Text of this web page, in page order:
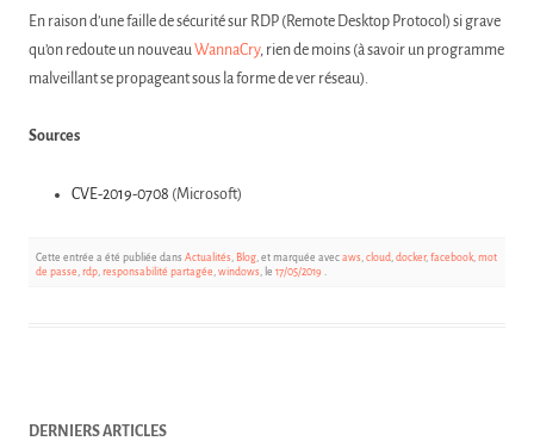
En raison d’une faille de sécurité sur RDP (Remote Desktop Protocol) si grave
qu’on redoute un nouveauWannaCry, rien de moins (à savoir un programme
malveillant se propageant sous la forme de ver réseau).
Sources
CVE-2019-0708 (Microsoft)
Cette entrée a été publiée dans Actualités, Blog, et marquée avec aws, cloud, docker, facebook, mot
de passe , rdp, responsabilité partagée , windows, le 17/05/2019 .
DERNIERS ARTICLES